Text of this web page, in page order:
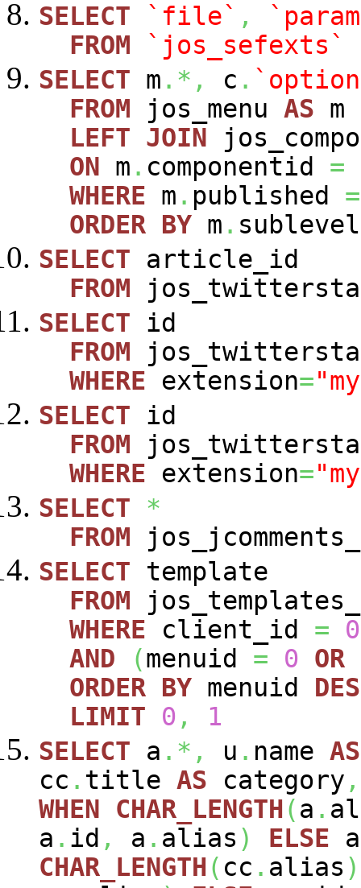
SELECT
`file` ,
FROM
`jos_sefexts`
SELECT m .*, c .
FROM jos_menu AS m
LEFT JOIN
ON m . componentid =
WHERE m . published =
ORDER BY m . sublevel
SELECT article_id
FROM
SELECT id
FROM
WHERE extension=
SELECT id
FROM
WHERE extension=
SELECT
*
FROM
SELECT template
FROM
WHERE client_id =
0
AND
(menuid = 0 OR
ORDER BY menuid
LIMIT
0 ,
1
SELECT a .*, u . name AS
cc . title AS category ,
WHEN
CHAR_LENGTH(a .
a . id , a . alias ) ELSE a
CHAR_LENGTH( cc . alias )